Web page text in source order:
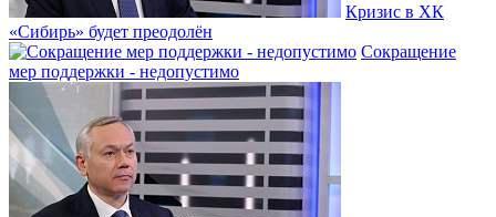
Кризис в ХК
«Сибирь» будет преодолён
Сокращение
мер поддержки - недопустимо